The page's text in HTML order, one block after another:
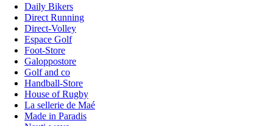
Daily Bikers
Direct Running
Direct-Volley
Espace Golf
Foot-Store
Galoppostore
Golf and co
Handball-Store
House of Rugby
La sellerie de Maé
Made in Paradis